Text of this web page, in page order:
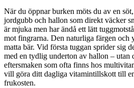
När du öppnar burken möts du av en
jordgubb och hallon som direkt väcker
är mjuka men har ändå ett lätt
mot fingrarna. Den naturliga färgen och
matta bär. Vid första tuggan sprider sig
med en tydlig underton av hallon – utan
eftersmaken som ofta finns hos
vill göra ditt dagliga vitamintillskott till
frukosten.